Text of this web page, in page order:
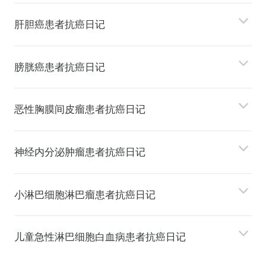
肝胆癌患者抗癌日记
膀胱癌患者抗癌日记
恶性胸膜间⽪瘤患者抗癌日记
神经内分泌肿瘤患者抗癌日记
⼩淋巴细胞淋巴瘤患者抗癌日记
⼉童急性淋巴细胞⽩⾎病患者抗癌日记